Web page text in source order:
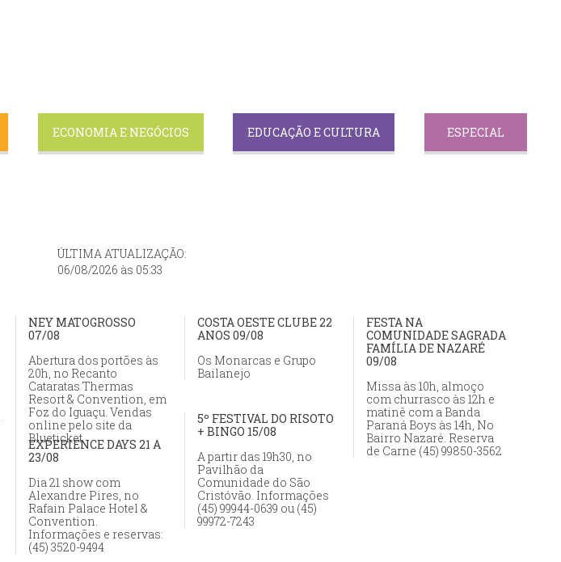
ECONOMIA E NEGÓCIOS EDUCAÇÃO E CULTURA ESPECIAL
ÚLTIMA ATUALIZAÇÃO:
06/08/2026 às 05:33
NEY MATOGROSSO
07/08
Abertura dos portões às
20h, no Recanto
Cataratas Thermas
Resort & Convention, em
Foz do Iguaçu. Vendas
online pelo site da
Blueticket
COSTA OESTE CLUBE 22
ANOS 09/08
Os Monarcas e Grupo
Bailanejo
FESTA NA
COMUNIDADE SAGRADA
FAMÍLIA DE NAZARÉ
09/08
Missa às 10h, almoço
com churrasco às 12h e
matinê com a Banda
Paraná Boys às 14h, No
Bairro Nazaré. Reserva
de Carne (45) 99850-3562
5º FESTIVAL DO RISOTO
+ BINGO 15/08
A partir das 19h30, no
Pavilhão da
Comunidade do São
Cristóvão. Informações
(45) 99944-0639 ou (45)
99972-7243
EXPERIENCE DAYS 21 A
23/08
Dia 21 show com
Alexandre Pires, no
Rafain Palace Hotel &
Convention.
Informações e reservas:
(45) 3520-9494